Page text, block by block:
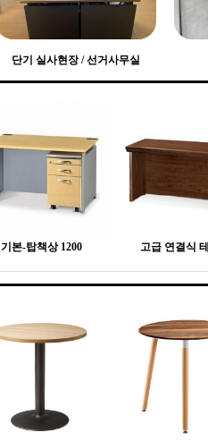
단기 실사현장 / 선거사무실
기본-탑책상 1200 고급 연결식